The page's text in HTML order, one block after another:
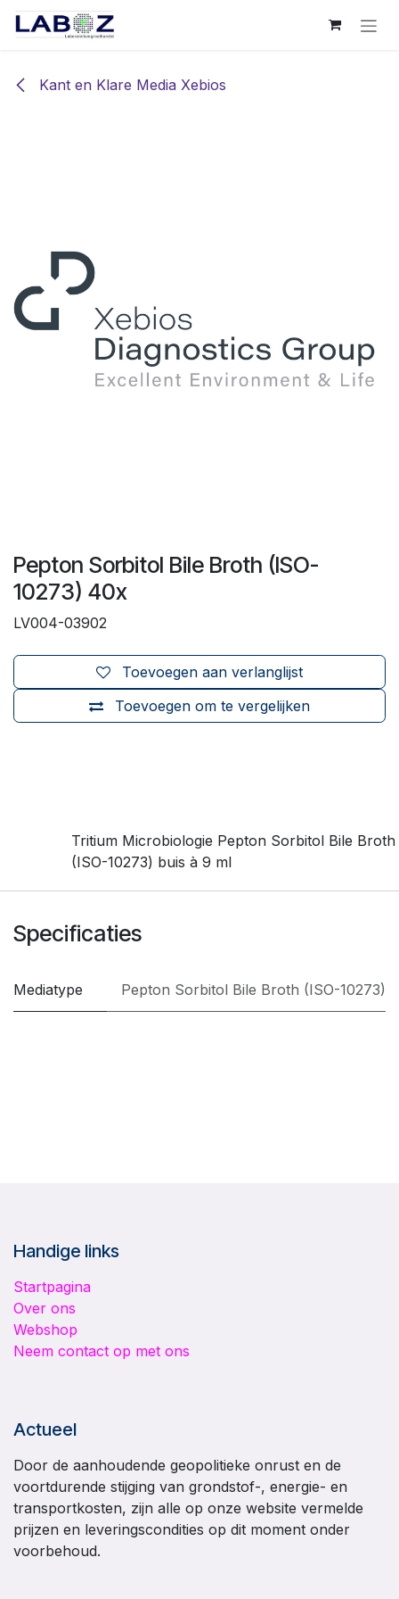
Overslaan naar inhoud
Kant en Klare Media Xebios
Pepton Sorbitol Bile Broth (ISO-
10273) 40x
LV004-03902
Toevoegen om te vergelijken
Toevoegen aan verlanglijst
Tritium Microbiologie Pepton Sorbitol Bile Broth
(ISO-10273) buis à 9 ml
Specificaties
Mediatype Pepton Sorbitol Bile Broth (ISO-10273)
Handige links
Startpagina
Over ons
Webshop
Neem contact op met ons
Actueel
Door de aanhoudende geopolitieke onrust en de
voortdurende stijging van grondstof-, energie- en
transportkosten, zijn alle op onze website vermelde
prijzen en leveringscondities op dit moment onder
voorbehoud.